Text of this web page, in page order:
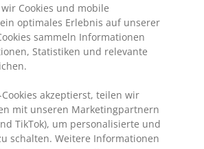
wir Cookies und mobile
optimales Erlebnis auf unserer
sammeln Informationen
Statistiken und relevante
akzeptierst, teilen wir
mit unseren Marketingpartnern
TikTok), um personalisierte und
schalten. Weitere Informationen